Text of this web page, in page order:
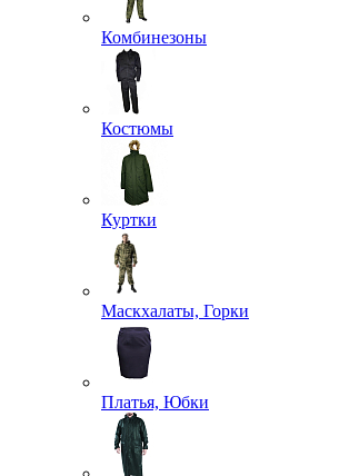
Комбинезоны
Костюмы
Куртки
Маскхалаты, Горки
Платья, Юбки